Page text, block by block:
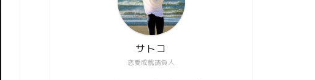
恋愛成就請負人
サトコ